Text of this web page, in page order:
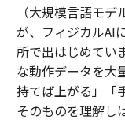
（大規模言語モ
が、フィジカルAI
所で出はじめてい
な動作データを大
持てば上がる」「
そのものを理解し